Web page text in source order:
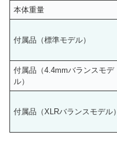
本体重量
付属品（標準モデル）
付属品（4.4mmバランスモデ
ル）
付属品（XLRバランスモデル）